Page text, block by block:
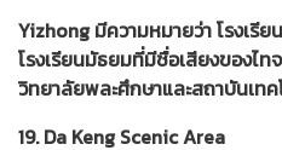
Yizhong มีความหมายว่า โรงเรี
โรงเรียนมัธยมที่มีชื่อเสียงของไ
วิทยาลัยพละศึกษาและสถาบันเทค
19. Da Keng Scenic Area